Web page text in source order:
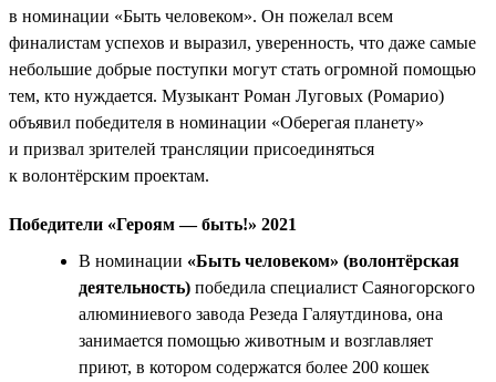
в номинации «Быть человеком». Он пожелал всем
финалистам успехов и выразил, уверенность, что даже самые
небольшие добрые поступки могут стать огромной помощью
тем, кто нуждается. Музыкант Роман Луговых (Ромарио)
объявил победителя в номинации «Оберегая планету»
и призвал зрителей трансляции присоединяться
к волонтёрским проектам.
Победители «Героям — быть!» 2021
В номинации «Быть человеком» (волонтёрская
деятельность) победила специалист Саяногорского
алюминиевого завода Резеда Галяутдинова, она
занимается помощью животным и возглавляет
приют, в котором содержатся более 200 кошек